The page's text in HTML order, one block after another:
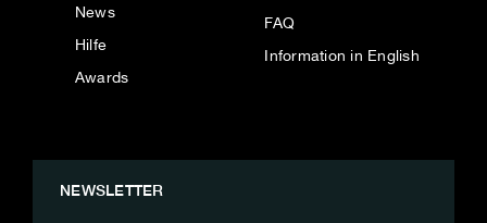
News
Hilfe
Awards
FAQ
Information in English
NEWSLETTER